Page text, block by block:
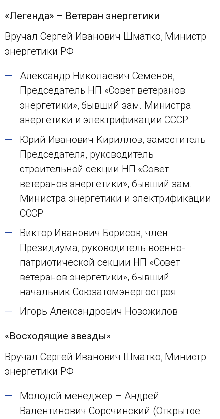
«Легенда» – Ветеран энергетики
Вручал Сергей Иванович Шматко, Министр
энергетики РФ
Александр Николаевич Семенов,
Председатель НП «Совет ветеранов
энергетики», бывший зам. Министра
энергетики и электрификации СССР
Юрий Иванович Кириллов, заместитель
Председателя, руководитель
строительной секции НП «Совет
ветеранов энергетики», бывший зам.
Министра энергетики и электрификации
СССР
Виктор Иванович Борисов, член
Президиума, руководитель военно-
патриотической секции НП «Совет
ветеранов энергетики», бывший
начальник Союзатомэнергостроя
Игорь Александрович Новожилов
«Восходящие звезды»
Вручал Сергей Иванович Шматко, Министр
энергетики РФ
Молодой менеджер – Андрей
Валентинович Сорочинский (Открытое